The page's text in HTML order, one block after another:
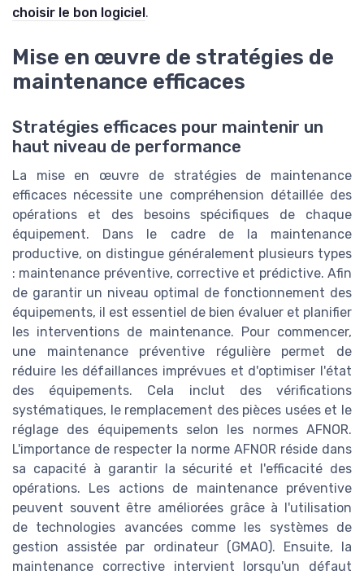
choisir le bon logiciel .
Mise en œuvre de stratégies de
maintenance efficaces
Stratégies efficaces pour maintenir un
haut niveau de performance
La mise en œuvre de stratégies de maintenance
efficaces nécessite une compréhension détaillée des
opérations et des besoins spécifiques de chaque
équipement. Dans le cadre de la maintenance
productive, on distingue généralement plusieurs types
: maintenance préventive, corrective et prédictive. Afin
de garantir un niveau optimal de fonctionnement des
équipements, il est essentiel de bien évaluer et planifier
les interventions de maintenance. Pour commencer,
une maintenance préventive régulière permet de
réduire les défaillances imprévues et d'optimiser l'état
des équipements. Cela inclut des vérifications
systématiques, le remplacement des pièces usées et le
réglage des équipements selon les normes AFNOR.
L'importance de respecter la norme AFNOR réside dans
sa capacité à garantir la sécurité et l'efficacité des
opérations. Les actions de maintenance préventive
peuvent souvent être améliorées grâce à l'utilisation
de technologies avancées comme les systèmes de
gestion assistée par ordinateur (GMAO). Ensuite, la
maintenance corrective intervient lorsqu'un défaut